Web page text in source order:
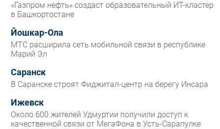
«Газпром нефть» создаст образовательный ИТ-кластер
в Башкортостане
Йошкар-Ола
МТС расширила сеть мобильной связи в республике
Марий Эл
Саранск
В Саранске строят Фиджитал-центр на берегу Инсара
Ижевск
Около 600 жителей Удмуртии получили доступ к
качественной связи от МегаФона в Усть-Сарапулке